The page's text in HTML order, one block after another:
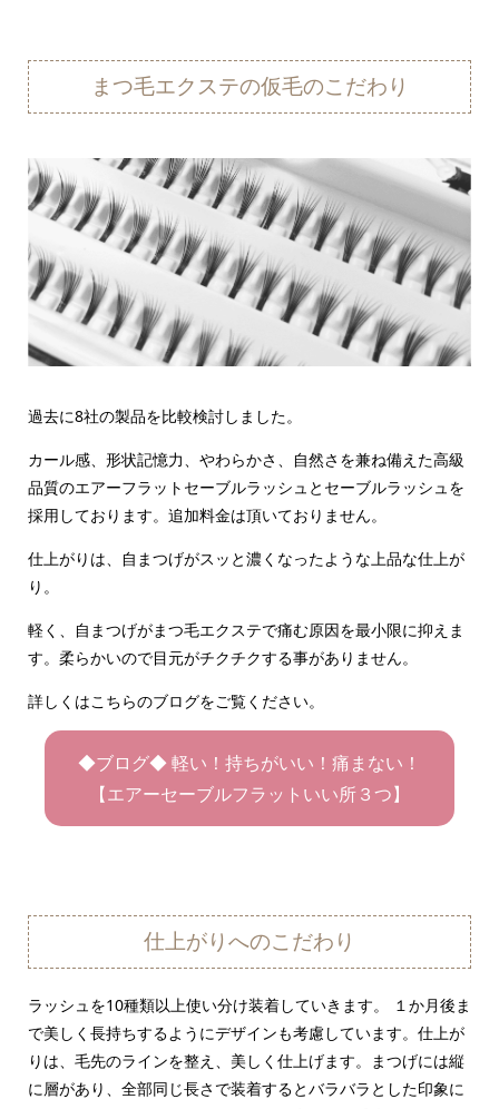
まつ毛エクステの仮毛のこだわり
過去に8社の製品を比較検討しました。
カール感、形状記憶力、やわらかさ、自然さを兼ね備えた高級
品質のエアーフラットセーブルラッシュとセーブルラッシュを
採用しております。追加料金は頂いておりません。
仕上がりは、自まつげがスッと濃くなったような上品な仕上が
り。
軽く、自まつげがまつ毛エクステで痛む原因を最小限に抑えま
す。柔らかいので目元がチクチクする事がありません。
詳しくはこちらのブログをご覧ください。
◆ブログ◆ 軽い！持ちがいい！痛まない！
【エアーセーブルフラットいい所３つ】
仕上がりへのこだわり
ラッシュを10種類以上使い分け装着していきます。 １か月後ま
で美しく長持ちするようにデザインも考慮しています。仕上が
りは、毛先のラインを整え、美しく仕上げます。まつげには縦
に層があり、全部同じ長さで装着するとバラバラとした印象に